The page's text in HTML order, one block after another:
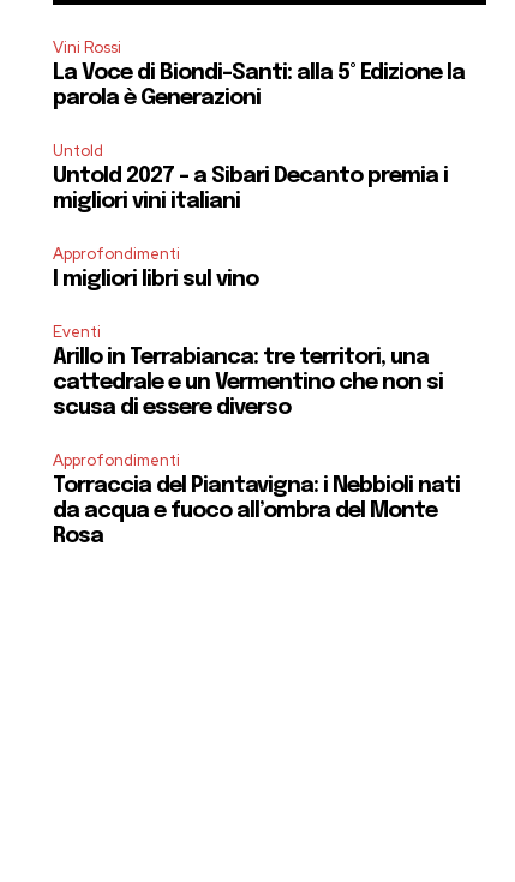
Vini Rossi
La Voce di Biondi-Santi: alla 5° Edizione la
parola è Generazioni
Untold
Untold 2027 – a Sibari Decanto premia i
migliori vini italiani
Approfondimenti
I migliori libri sul vino
Eventi
Arillo in Terrabianca: tre territori, una
cattedrale e un Vermentino che non si
scusa di essere diverso
Approfondimenti
Torraccia del Piantavigna: i Nebbioli nati
da acqua e fuoco all’ombra del Monte
Rosa